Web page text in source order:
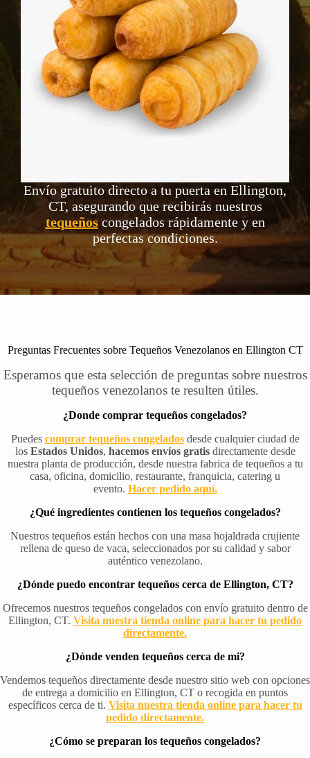
Envío gratuito directo a tu puerta en Ellington,
CT, asegurando que recibirás nuestros
tequeñoscongelados rápidamente y en
perfectas condiciones.
Preguntas Frecuentes sobre Tequeños Venezolanos en Ellington CT
Esperamos que esta selección de preguntas sobre nuestros
tequeños venezolanos te resulten útiles.
¿Donde comprar tequeños congelados?
Puedes comprar tequeños congelados desde cualquier ciudad de
los Estados Unidos, hacemos envíos gratisdirectamente desde
nuestra planta de producción, desde nuestra fabrica de tequeños a tu
casa, oficina, domicilio, restaurante, franquicia, catering u
evento. Hacer pedido aquí.
¿Qué ingredientes contienen los tequeños congelados?
Nuestros tequeños están hechos con una masa hojaldrada crujiente
rellena de queso de vaca, seleccionados por su calidad y sabor
auténtico venezolano.
¿Dónde puedo encontrar tequeños cerca de Ellington, CT?
Ofrecemos nuestros tequeños congelados con envío gratuito dentro de
Ellington, CT. Visita nuestra tienda online para hacer tu pedido
directamente.
¿Dónde venden tequeños cerca de mi?
Vendemos tequeños directamente desde nuestro sitio web con opciones
de entrega a domicilio en Ellington, CT o recogida en puntos
específicos cerca de ti. Visita nuestra tienda online para hacer tu
pedido directamente.
¿Cómo se preparan los tequeños congelados?